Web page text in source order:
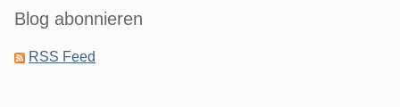
Blog abonnieren
RSS Feed